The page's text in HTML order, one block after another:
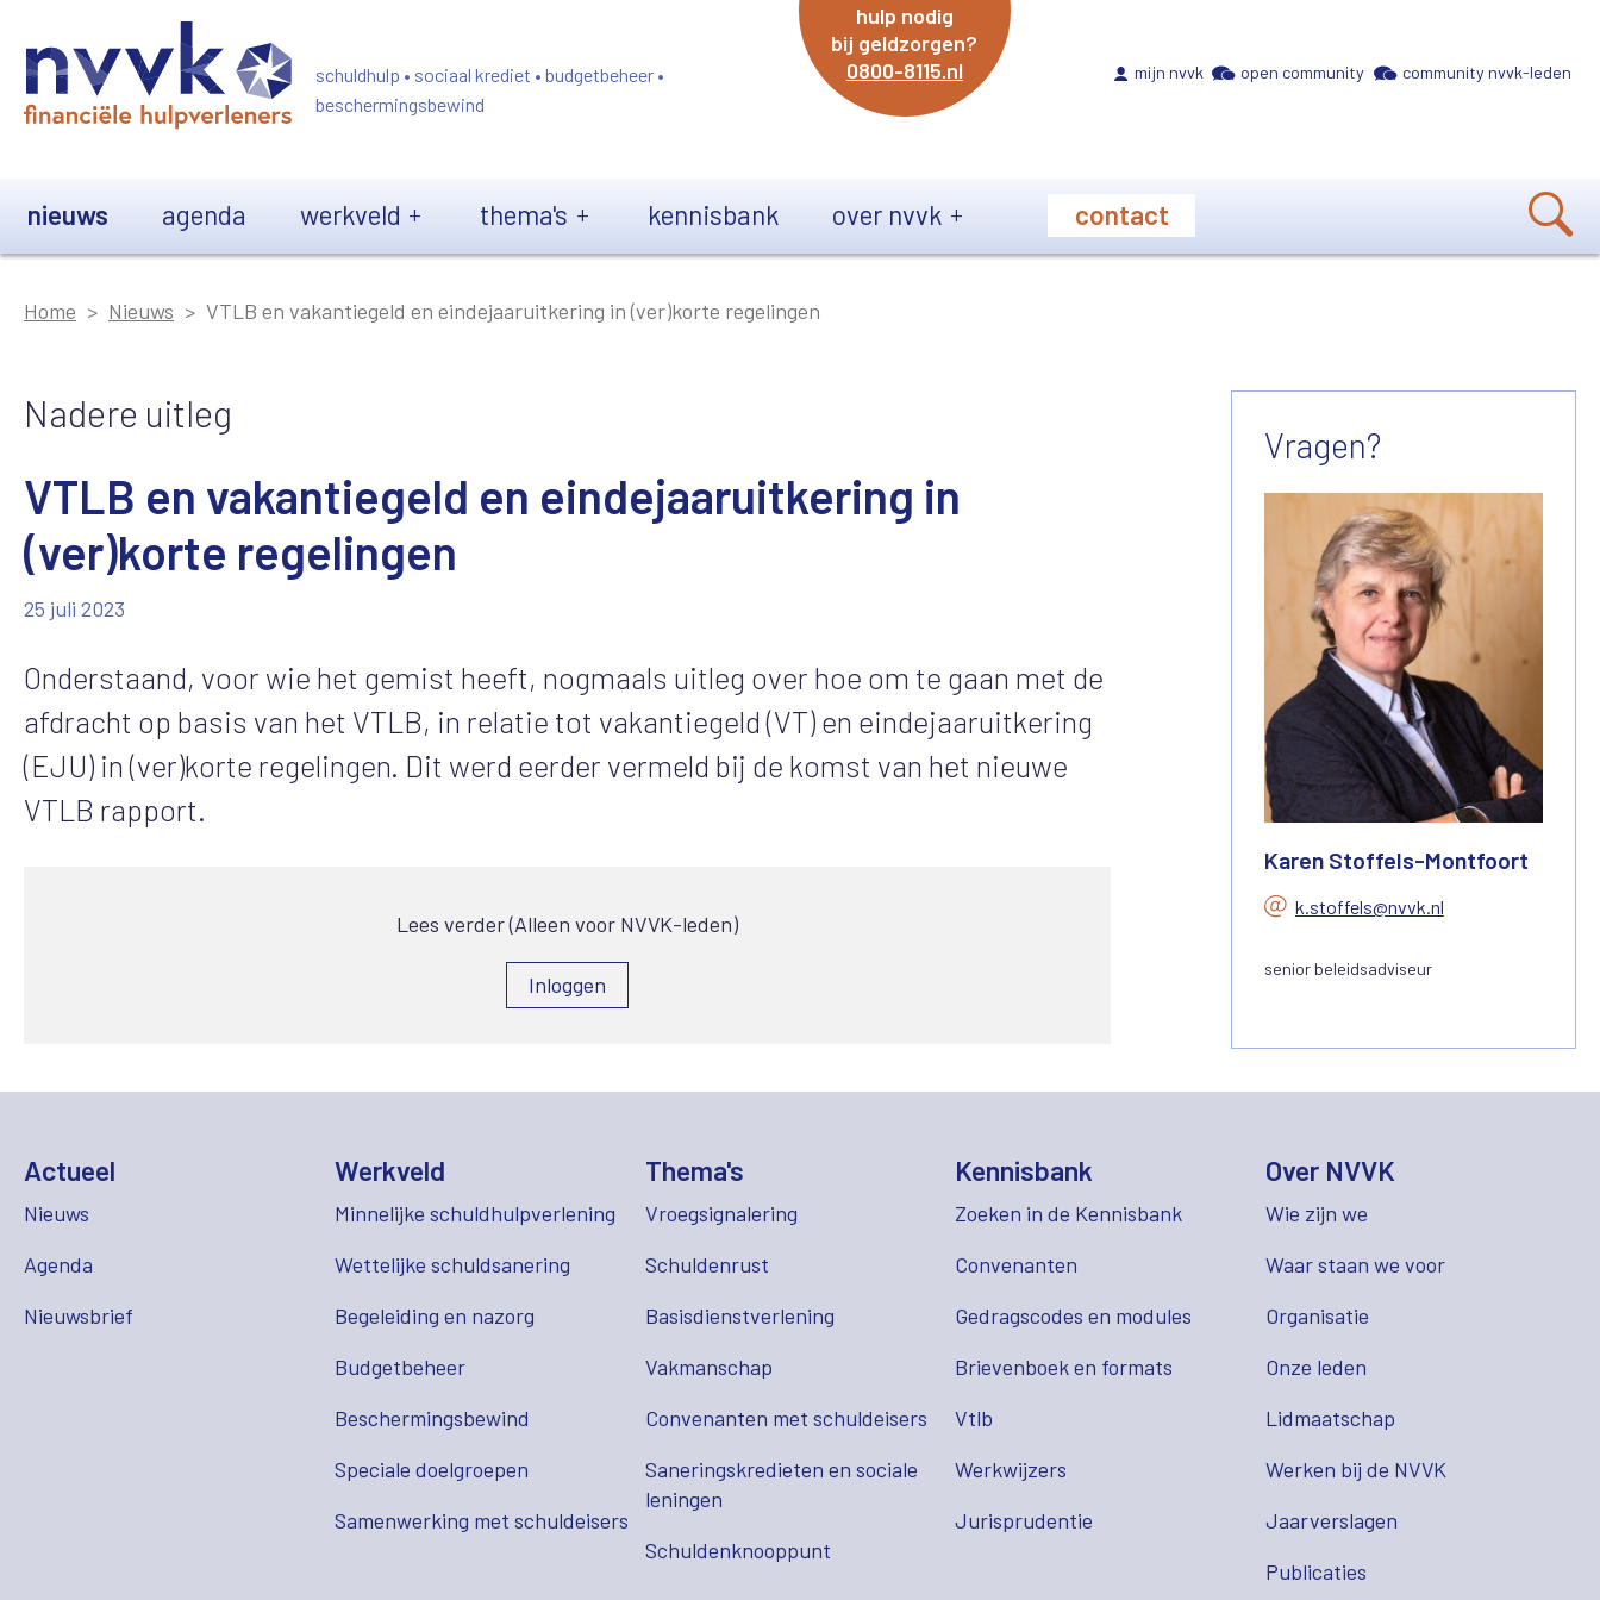
schuldhulp • sociaal krediet • budgetbeheer •
beschermingsbewind
hulp nodig
bij geldzorgen?
0800-8115.nl
mijn nvvk open community community nvvk-leden
nieuws agenda werkveld thema's kennisbank over nvvk contact
Home Nieuws VTLB en vakantiegeld en eindejaaruitkering in (ver)korte regelingen
Nadere uitleg
VTLB en vakantiegeld en eindejaaruitkering in
(ver)korte regelingen
25 juli 2023
Onderstaand, voor wie het gemist heeft, nogmaals uitleg over hoe om te gaan met de
afdracht op basis van het VTLB, in relatie tot vakantiegeld (VT) en eindejaaruitkering
(EJU) in (ver)korte regelingen. Dit werd eerder vermeld bij de komst van het nieuwe
VTLB rapport.
Lees verder (Alleen voor NVVK-leden)
Inloggen
Vragen?
Karen Stoffels-Montfoort
k.stoffels@nvvk.nl
senior beleidsadviseur
Actueel
Nieuws
Agenda
Nieuwsbrief
Werkveld
Minnelijke schuldhulpverlening
Wettelijke schuldsanering
Begeleiding en nazorg
Budgetbeheer
Beschermingsbewind
Speciale doelgroepen
Samenwerking met schuldeisers
Thema's
Vroegsignalering
Schuldenrust
Basisdienstverlening
Vakmanschap
Convenanten met schuldeisers
Saneringskredieten en sociale
leningen
Schuldenknooppunt
Kennisbank
Zoeken in de Kennisbank
Convenanten
Gedragscodes en modules
Brievenboek en formats
Vtlb
Werkwijzers
Jurisprudentie
Over NVVK
Wie zijn we
Waar staan we voor
Organisatie
Onze leden
Lidmaatschap
Werken bij de NVVK
Jaarverslagen
Publicaties